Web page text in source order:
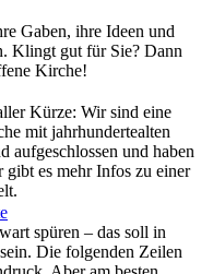
Gaben, ihre Ideen und
Klingt gut für Sie? Dann
Kirche!
Kürze: Wir sind eine
mit jahrhundertealten
aufgeschlossen und haben
gibt es mehr Infos zu einer
spüren – das soll in
Die folgenden Zeilen